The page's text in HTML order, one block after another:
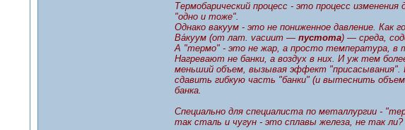
Термобарический процесс - это процесс
"одно и тоже".
Однако вакуум - это не пониженное давление. Как
Ва́куум (от лат. vacuum — пустота) — среда,
А "термо" - это не жар, а просто температура, в
Нагревают не банки, а воздух в них. И уж тем
меньший объем, вызывая эффект
сдавить гибкую часть "банки" (и вытеснить
банка.
Специально для специалиста по металлургии -
так сталь и чугун - это сплавы железа, не так ли?